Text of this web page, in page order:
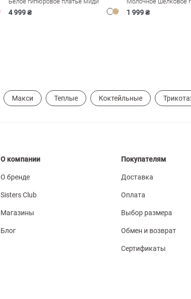
4 999 ₴ 1 999 ₴
Макси Теплые Коктейльные
О компании
О бренде
Sisters Club
Магазины
Блог
Покупателям
Доставка
Оплата
Выбор размера
Обмен и возврат
Сертификаты